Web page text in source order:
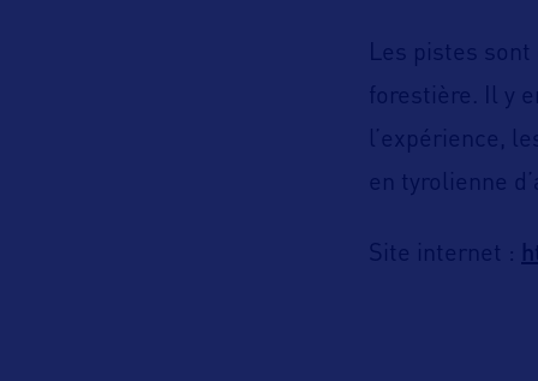
Les pistes
forestière. Il y
l’expérience,
en tyrolienne
Site internet :